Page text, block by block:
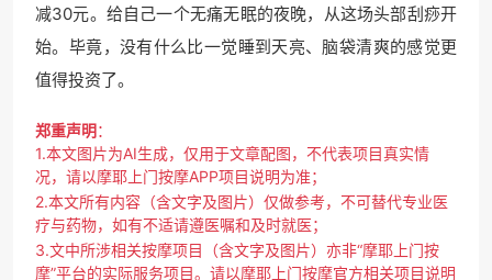
减30元。给自己一个无痛无眠的夜晚，从这场头部刮痧开
始。毕竟，没有什么比一觉睡到天亮、脑袋清爽的感觉更
值得投资了。
郑重声明：
1.本文图片为AI生成，仅用于文章配图，不代表项目真实情
况，请以摩耶上门按摩APP项目说明为准；
2.本文所有内容（含文字及图片）仅做参考，不可替代专业医
疗与药物，如有不适请遵医嘱和及时就医；
3.文中所涉相关按摩项目（含文字及图片）亦非“摩耶上门按
摩”平台的实际服务项目。请以摩耶上门按摩官方相关项目说明